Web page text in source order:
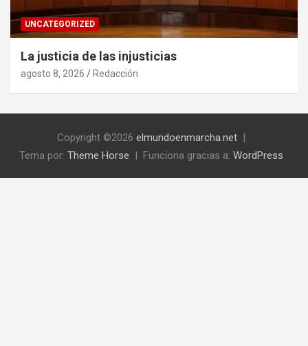
UNCATEGORIZED
La justicia de las injusticias
agosto 8, 2026 Redacción
Copyright ©2026 elmundoenmarcha.net
Tema por: Theme Horse Funciona gracias a: WordPress